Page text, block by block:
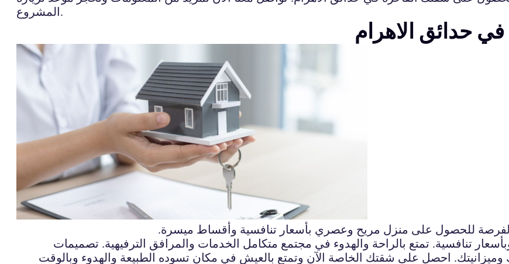
المشروع.
حدائق الاهرام
للحصول على منزل مريح وعصري بأسعار تنافسية وأقساط ميسرة.
تنافسية. تمتع بالراحة والهدوء في مجتمع متكامل الخدمات والمرافق الترفيهية. تصميمات
احصل على شقتك الخاصة الآن وتمتع بالعيش في مكان تسوده الطبيعة والهدوء وبالوقت